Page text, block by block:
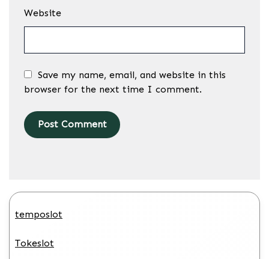
Website
Save my name, email, and website in this
browser for the next time I comment.
temposlot
Tokeslot